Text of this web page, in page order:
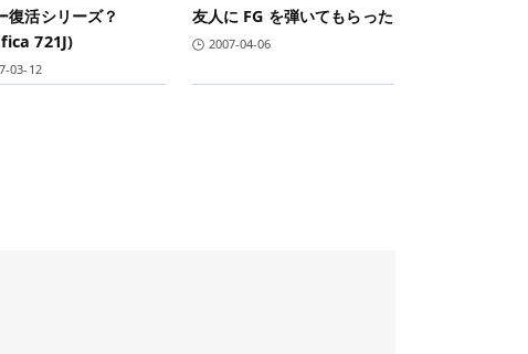
復活シリーズ？
721J)
03-12
友人に FG を弾いてもらった
2007-04-06